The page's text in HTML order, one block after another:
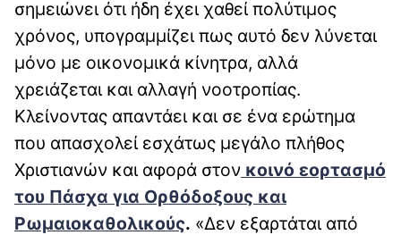
σημειώνει ότι ήδη έχει χαθεί πολύτιμος
χρόνος, υπογραμμίζει πως αυτό δεν λύνεται
μόνο με οικονομικά κίνητρα, αλλά
χρειάζεται και αλλαγή νοοτροπίας.
Κλείνοντας απαντάει και σε ένα ερώτημα
που απασχολεί εσχάτως μεγάλο πλήθος
Χριστιανών και αφορά στον κοινό εορτασμό
του Πάσχα για Ορθόδοξους και
Ρωμαιοκαθολικούς. «Δεν εξαρτάται από